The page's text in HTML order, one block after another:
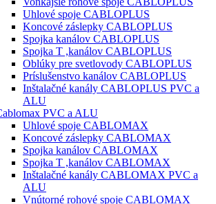
Uhlové spoje CABLOPLUS
Koncové záslepky CABLOPLUS
Spojka kanálov CABLOPLUS
Spojka T ,kanálov CABLOPLUS
Oblúky pre svetlovody CABLOPLUS
Príslušenstvo kanálov CABLOPLUS
Inštalačné kanály CABLOPLUS PVC a
ALU
PVC a ALU
Uhlové spoje CABLOMAX
Koncové záslepky CABLOMAX
Spojka kanálov CABLOMAX
Spojka T ,kanálov CABLOMAX
Inštalačné kanály CABLOMAX PVC a
ALU
Vnútorné rohové spoje CABLOMAX